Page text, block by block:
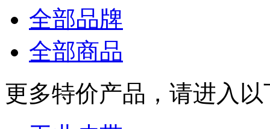
全部品牌
全部商品
更多特价产品，请进入